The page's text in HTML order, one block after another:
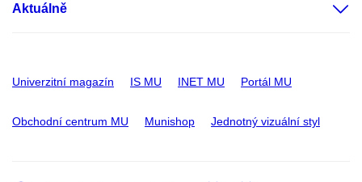
Aktuálně
Univerzitní magazín IS MU INET MU Portál MU
Obchodní centrum MU Munishop Jednotný vizuální styl